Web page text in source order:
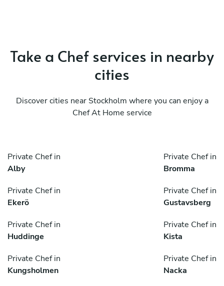
Take a Chef services in nearby
cities
Discover cities near Stockholm where you can enjoy a
Chef At Home service
Private Chef in
Alby
Private Chef in
Bromma
Private Chef in
Ekerö
Private Chef in
Gustavsberg
Private Chef in
Huddinge
Private Chef in
Kista
Private Chef in
Kungsholmen
Private Chef in
Nacka